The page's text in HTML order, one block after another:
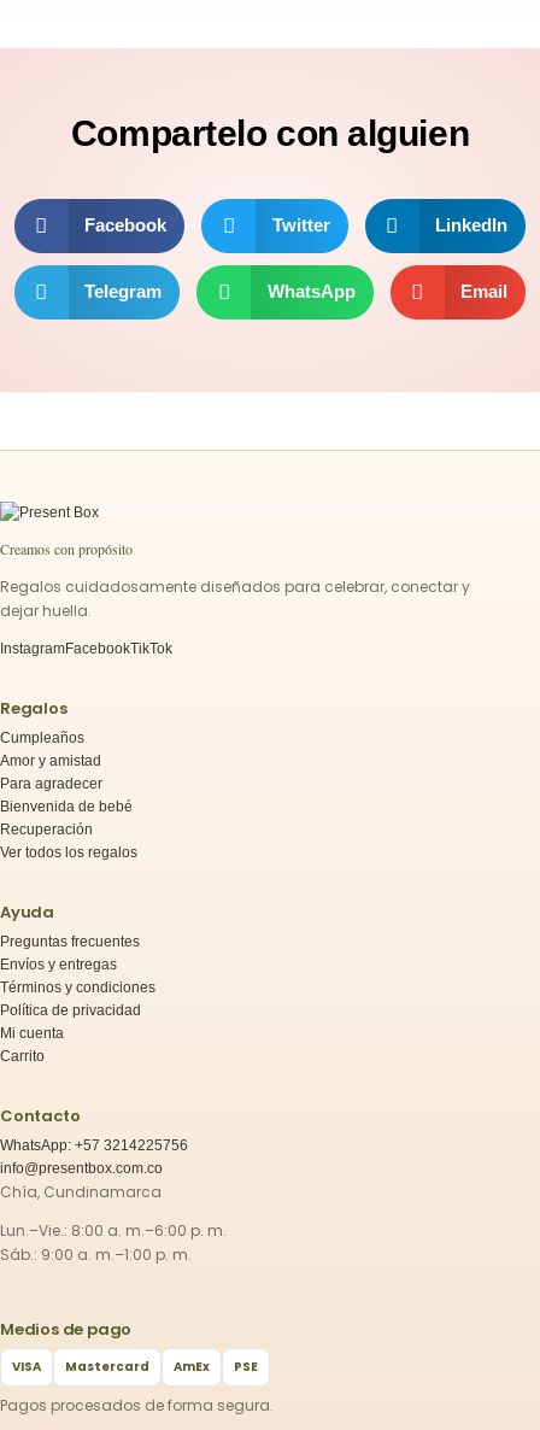
Compartelo con alguien
Facebook Twitter LinkedIn
Telegram WhatsApp Email
Creamos con propósito
Regalos cuidadosamente diseñados para celebrar, conectar y
dejar huella.
InstagramFacebookTikTok
Regalos
Cumpleaños
Amor y amistad
Para agradecer
Bienvenida de bebé
Recuperación
Ver todos los regalos
Ayuda
Preguntas frecuentes
Envíos y entregas
Términos y condiciones
Política de privacidad
Mi cuenta
Carrito
Contacto
WhatsApp: +57 3214225756
info@presentbox.com.co
Chía, Cundinamarca
Lun.–Vie.: 8:00 a. m.–6:00 p. m.
Sáb.: 9:00 a. m.–1:00 p. m.
Medios de pago
VISA Mastercard AmEx PSE
Pagos procesados de forma segura.